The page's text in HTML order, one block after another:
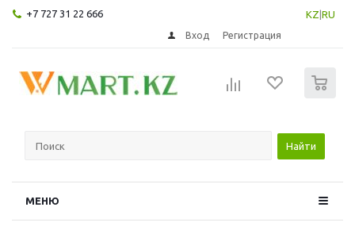
+7 727 31 22 666 KZ RU
Вход Регистрация
Найти
МЕНЮ